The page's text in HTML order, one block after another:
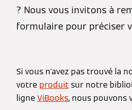
? Nous vous invitons à
formulaire pour préciser
Si vous n'avez pas trouvé la
votre produit sur notre
ligneViBooks, nous pouvons